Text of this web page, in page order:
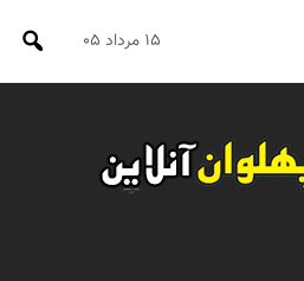
۱۵ مرداد ۰۵